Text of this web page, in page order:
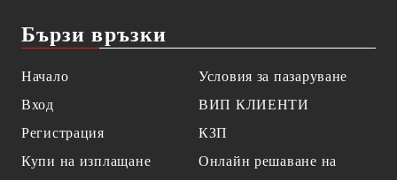
Бързи връзки
Начало
Вход
Регистрация
Купи на изплащане
Условия за пазаруване
ВИП КЛИЕНТИ
КЗП
Онлайн решаване на